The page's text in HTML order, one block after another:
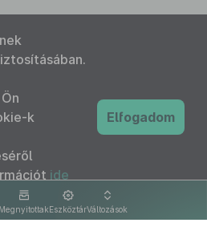
MegnyitottakEszköztárVáltozások
k
ide
Elfogadom